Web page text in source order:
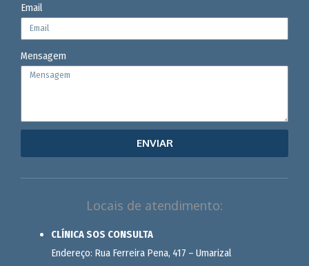
Email
Mensagem
ENVIAR
Locais de atendimento:
CLÍNICA SOS CONSULTA
Endereço: Rua Ferreira Pena, 417 – Umarizal